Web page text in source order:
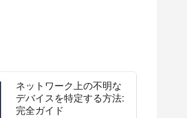
ネットワーク上の不明な
デバイスを特定する方法:
完全ガイド